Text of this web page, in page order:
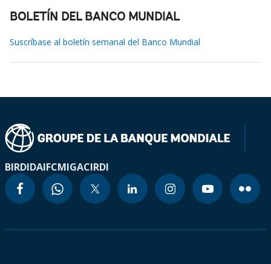
BOLETÍN DEL BANCO MUNDIAL
Suscríbase al boletín semanal del Banco Mundial
BIRDIDAIFCMIGACIRDI